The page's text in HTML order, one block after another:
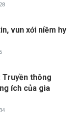
vun xới niềm hy
Truyền thông
ích của gia